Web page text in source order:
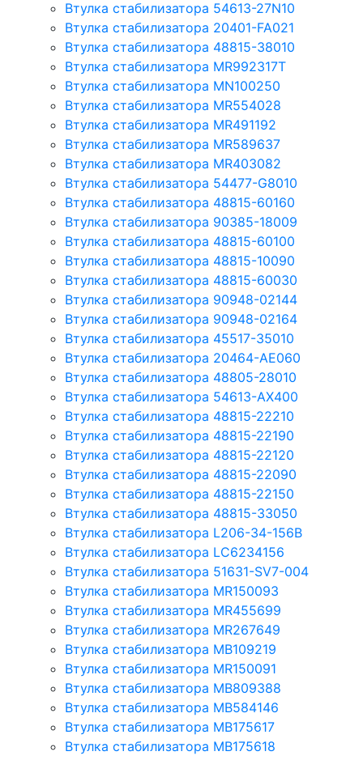
Втулка стабилизатора 54613-27N10
Втулка стабилизатора 20401-FA021
Втулка стабилизатора 48815-38010
Втулка стабилизатора MR992317T
Втулка стабилизатора MN100250
Втулка стабилизатора MR554028
Втулка стабилизатора MR491192
Втулка стабилизатора MR589637
Втулка стабилизатора MR403082
Втулка стабилизатора 54477-G8010
Втулка стабилизатора 48815-60160
Втулка стабилизатора 90385-18009
Втулка стабилизатора 48815-60100
Втулка стабилизатора 48815-10090
Втулка стабилизатора 48815-60030
Втулка стабилизатора 90948-02144
Втулка стабилизатора 90948-02164
Втулка стабилизатора 45517-35010
Втулка стабилизатора 20464-AE060
Втулка стабилизатора 48805-28010
Втулка стабилизатора 54613-AX400
Втулка стабилизатора 48815-22210
Втулка стабилизатора 48815-22190
Втулка стабилизатора 48815-22120
Втулка стабилизатора 48815-22090
Втулка стабилизатора 48815-22150
Втулка стабилизатора 48815-33050
Втулка стабилизатора L206-34-156B
Втулка стабилизатора LC6234156
Втулка стабилизатора 51631-SV7-004
Втулка стабилизатора MR150093
Втулка стабилизатора MR455699
Втулка стабилизатора MR267649
Втулка стабилизатора MB109219
Втулка стабилизатора MR150091
Втулка стабилизатора MB809388
Втулка стабилизатора MB584146
Втулка стабилизатора MB175617
Втулка стабилизатора MB175618